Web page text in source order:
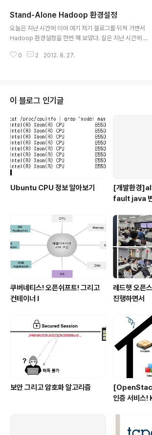
그 비밀을 알아냈다. 하둡 설치 폴더에서 hadoop을 보면
hadoop은 스크립트 파일이다. 특정 언어로 프로그래밍한
것이 아니라, 단순한 Linux Shell Script 라는 것이다. ha
이 나오는데, 해답은 저 명령어 안에 있었다. 그래서 오늘은
Stand-Alone Hadoop 환경설정
오늘은 지난 시간에 이어 여기 저기 블로그를 뒤져 가면서
Hadoop 환경설정을 한번 해 보았다. 실은 지난 시간에 설
되어서 오늘 새로 설치를 했다. ㅠ 그래서 잃어버릴지 몰라
te.xml 에 다음과 같이 입력한 후 저장한다. 3. Hadoop
> conf > mapred-site.xml 에 다음과 같이 입력하고
저장한다. 4. 이번에는 SSH를 한번 설정해 보자. 다음과
같이 입력한다. ssh-keygen –t rsa 위와 같이 입력을 하
고..
0 2 2012. 8. 27.
이 블로그 인기글
Ubuntu CPU 정보 알아보기
[개발환경
fault java 변
쿠버네티스! 오픈쉬프트! 그리고
컨테이너 I
레드햇 오픈
진행하면서
보안 그리고 암호화 알고리즘
인증 서비스